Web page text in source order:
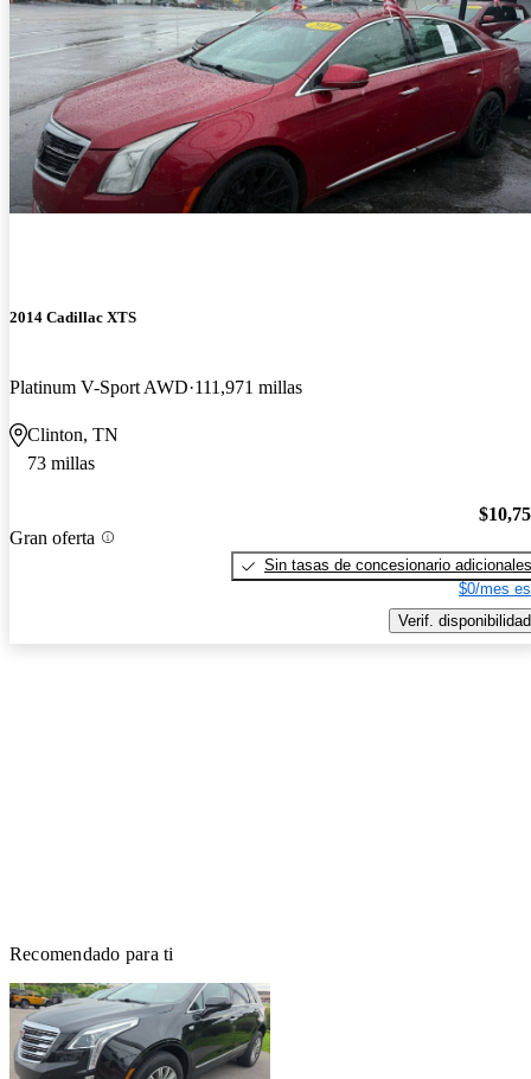
2014 Cadillac XTS
Platinum V-Sport AWD 111,971 millas
Clinton, TN
73 millas
Gran oferta
Sin tasas de concesionario adicionales
$0/mes
Verif. disponibilidad
Recomendado para ti